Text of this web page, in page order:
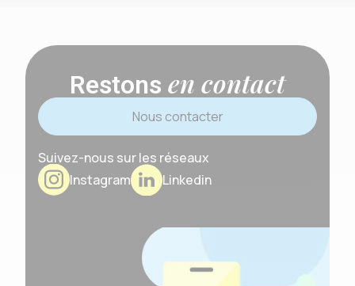
Restons en contact
Nous contacter
Suivez-nous sur les réseaux
Instagram
Linkedin